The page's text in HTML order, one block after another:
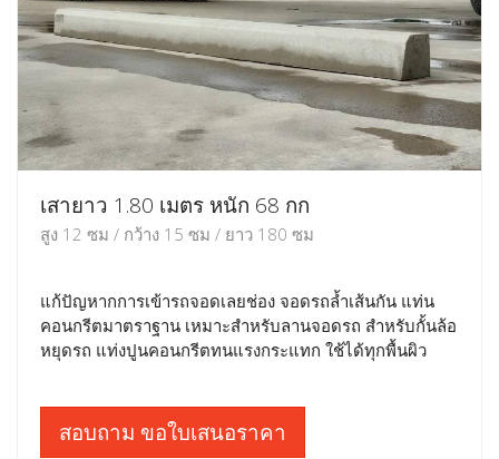
เสายาว 1.80 เมตร หนัก 68 กก
สูง 12 ซม / กว้าง 15 ซม / ยาว 180 ซม
แก้ปัญหากการเข้ารถจอดเลยช่อง จอดรถล้ำเส้นกัน แท่น
คอนกรีตมาตราฐาน เหมาะสำหรับลานจอดรถ สำหรับกั้นล้อ
หยุดรถ แท่งปูนคอนกรีตทนแรงกระแทก ใช้ได้ทุกพื้นผิว
สอบถาม ขอใบเสนอราคา